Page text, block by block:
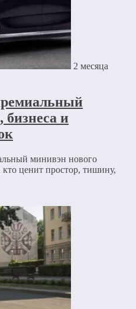
2 месяца
бизнеса и
минивэн нового
ценит простор, тишину,